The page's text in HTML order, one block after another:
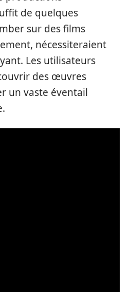
de quelques
sur des films
nécessiteraient
Les utilisateurs
des œuvres
un vaste éventail